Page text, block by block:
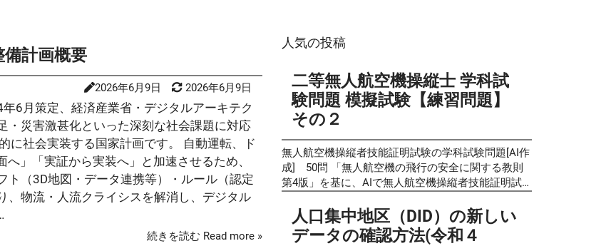
計画概要
2026年6月9日 2026年6月9日
・災害激甚化といった深刻な社会課題に対応
に社会実装する国家計画です。 自動運転、ド
」「実証から実装へ」と加速させるため、
（3D地図・データ連携等）・ルール（認定
、物流・人流クライシスを解消し、デジタル
続きを読む Read more »
人気の投稿
二等無人航空機操縦士 学科試
験問題 模擬試験【練習問題】
その２
無人航空機操縦者技能証明試験の学科試験問題[AI作
成] 50問 「無人航空機の飛行の安全に関する教則
第4版」を基に、AIで無人航空機操縦者技能証明試
風クイズを作成し、良い問題を厳選しました。 前回
公開した物 が好評でしたので、第2弾を作成しまし
た。 リクエストいただきましたので、 新たに 第3弾
人口集中地区（DID）の新しい
データの確認方法(令和４